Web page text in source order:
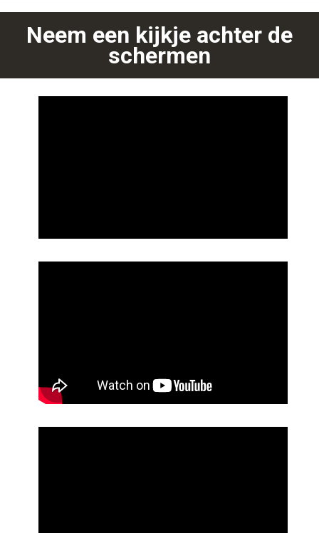
Neem een kijkje achter de
schermen